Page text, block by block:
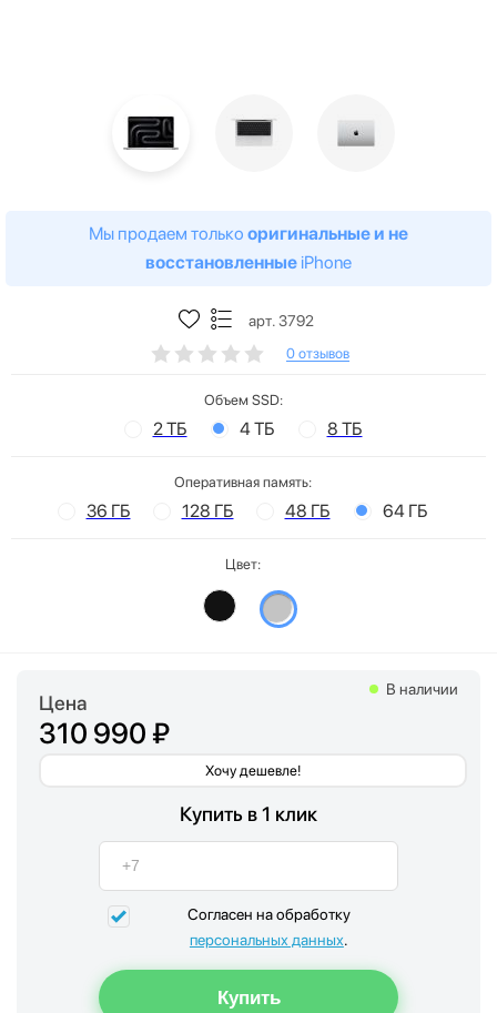
Мы продаем только оригинальные и не
восстановленные iPhone
арт. 3792
0 отзывов
Объем SSD:
2 ТБ 4 ТБ 8 ТБ
Оперативная память:
36 ГБ 128 ГБ 48 ГБ 64 ГБ
Цвет:
Цена
310 990 ₽
Хочу дешевле!
В наличии
Купить в 1 клик
Согласен на обработку
персональных данных.